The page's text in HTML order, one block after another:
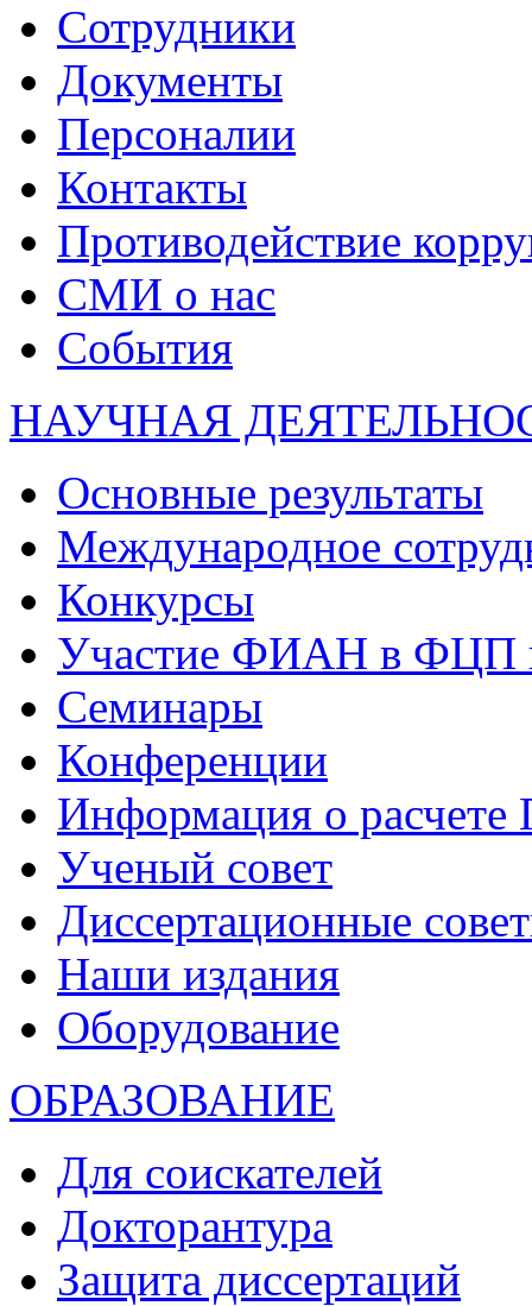
Сотрудники
Документы
Персоналии
Контакты
Противодействие
СМИ о нас
События
НАУЧНАЯ
Основные результаты
Международное
Конкурсы
Участие ФИАН в ФЦП
Семинары
Конференции
Информация о
Ученый совет
Диссертационные
Наши издания
Оборудование
ОБРАЗОВАНИЕ
Для соискателей
Докторантура
Защита диссертаций